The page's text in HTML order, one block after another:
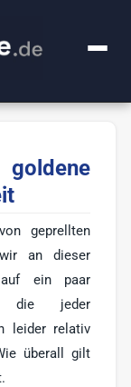
geprellten
an dieser
ein paar
die jeder
leider relativ
überall gilt